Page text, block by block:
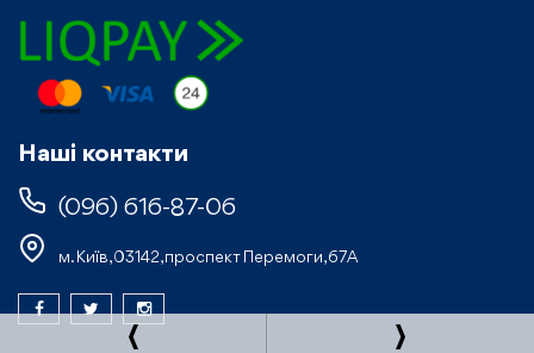
Нашi контакти
(096) 616-87-06
м. Київ, 03142, проспект Перемоги, 67А